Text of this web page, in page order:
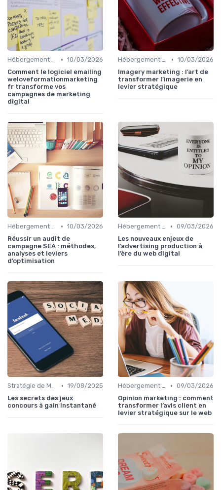
Hébergement et Maintenance Web • 10/03/2026
Comment le logiciel emailing
weloveformationmarketing
fr transforme vos
campagnes de marketing
digital
Hébergement et Maintenance Web • 10/03/2026
Imagery marketing : l’art de
transformer l’imagerie en
levier stratégique
Hébergement et Maintenance Web • 10/03/2026
Réussir un audit de
campagne SEA : méthodes,
analyses et leviers
d’optimisation
Hébergement et Maintenance Web • 09/03/2026
Les nouveaux enjeux de
l’advertising production à
l’ère du web digital
Stratégie de Marketing Digital • 19/08/2025
Les secrets des jeux
concours à gain instantané
Hébergement et Maintenance Web • 09/03/2026
Opinion marketing : comment
transformer l’avis client en
levier stratégique sur le web